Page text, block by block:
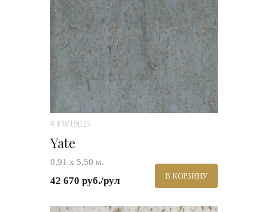
# FW19025
Yate
0,91 х 5,50 м.
42 670 руб./рул В КОРЗИНУ